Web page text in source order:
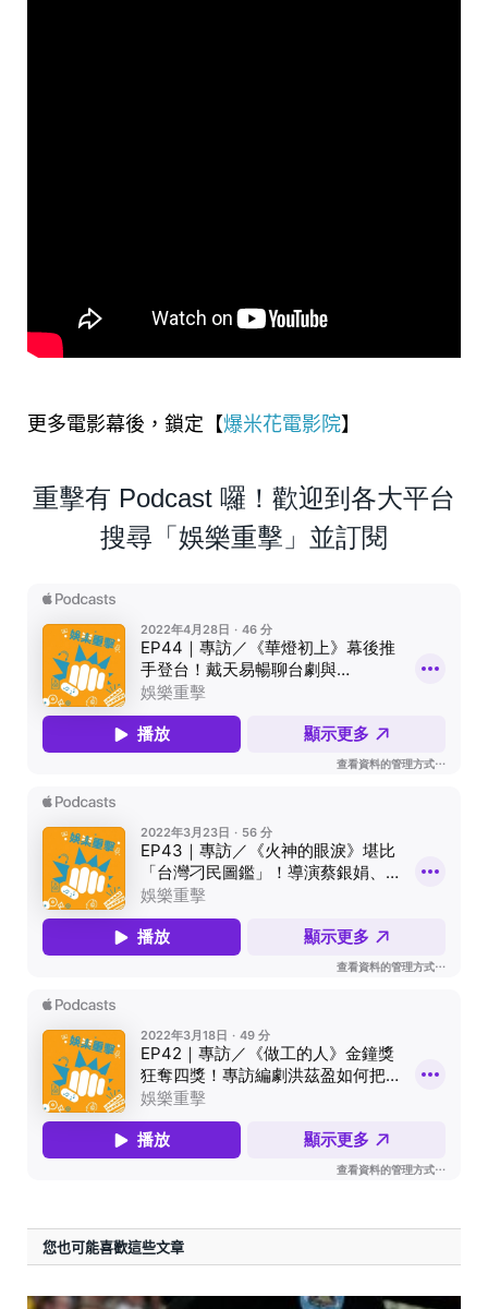
更多電影幕後，鎖定【爆米花電影院】
重擊有 Podcast 囉！歡迎到各大平台
搜尋「娛樂重擊」並訂閱
您也可能喜歡這些文章